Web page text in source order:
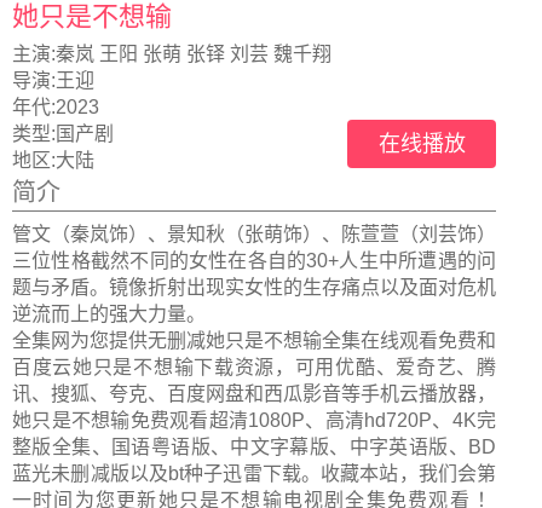
她只是不想输
主演:秦岚 王阳 张萌 张铎 刘芸 魏千翔
导演:王迎
年代:2023
类型: 国产剧
地区:大陆
在线播放
简介
管文（秦岚饰）、景知秋（张萌饰）、陈萱萱（刘芸饰）
三位性格截然不同的女性在各自的30+人生中所遭遇的问
题与矛盾。镜像折射出现实女性的生存痛点以及面对危机
逆流而上的强大力量。
全集网为您提供无删减她只是不想输全集在线观看免费和
百度云她只是不想输下载资源，可用优酷、爱奇艺、腾
讯、搜狐、夸克、百度网盘和西瓜影音等手机云播放器，
她只是不想输免费观看超清1080P、高清hd720P、4K完
整版全集、国语粤语版、中文字幕版、中字英语版、BD
蓝光未删减版以及bt种子迅雷下载。收藏本站，我们会第
一时间为您更新她只是不想输电视剧全集免费观看 ！